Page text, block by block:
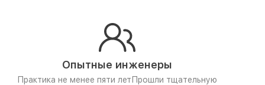
Опытные инженеры
Практика не менее пяти лет Прошли тщательную